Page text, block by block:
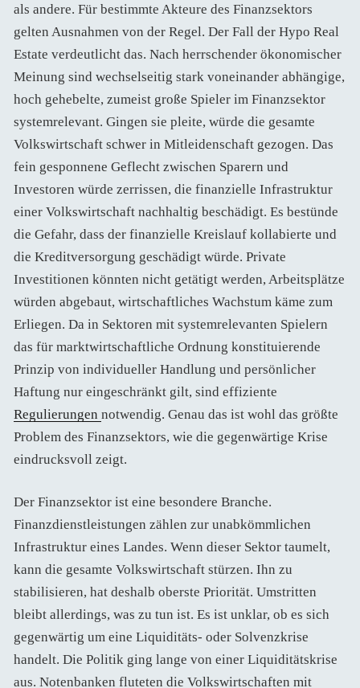
als andere. Für bestimmte Akteure des Finanzsektors
gelten Ausnahmen von der Regel. Der Fall der Hypo Real
Estate verdeutlicht das. Nach herrschender ökonomischer
Meinung sind wechselseitig stark voneinander abhängige,
hoch gehebelte, zumeist große Spieler im Finanzsektor
systemrelevant. Gingen sie pleite, würde die gesamte
Volkswirtschaft schwer in Mitleidenschaft gezogen. Das
fein gesponnene Geflecht zwischen Sparern und
Investoren würde zerrissen, die finanzielle Infrastruktur
einer Volkswirtschaft nachhaltig beschädigt. Es bestünde
die Gefahr, dass der finanzielle Kreislauf kollabierte und
die Kreditversorgung geschädigt würde. Private
Investitionen könnten nicht getätigt werden, Arbeitsplätze
würden abgebaut, wirtschaftliches Wachstum käme zum
Erliegen. Da in Sektoren mit systemrelevanten Spielern
das für marktwirtschaftliche Ordnung konstituierende
Prinzip von individueller Handlung und persönlicher
Haftung nur eingeschränkt gilt, sind effiziente
Regulierungen notwendig. Genau das ist wohl das größte
Problem des Finanzsektors, wie die gegenwärtige Krise
eindrucksvoll zeigt.
Der Finanzsektor ist eine besondere Branche.
Finanzdienstleistungen zählen zur unabkömmlichen
Infrastruktur eines Landes. Wenn dieser Sektor taumelt,
kann die gesamte Volkswirtschaft stürzen. Ihn zu
stabilisieren, hat deshalb oberste Priorität. Umstritten
bleibt allerdings, was zu tun ist. Es ist unklar, ob es sich
gegenwärtig um eine Liquiditäts- oder Solvenzkrise
handelt. Die Politik ging lange von einer Liquiditätskrise
aus. Notenbanken fluteten die Volkswirtschaften mit